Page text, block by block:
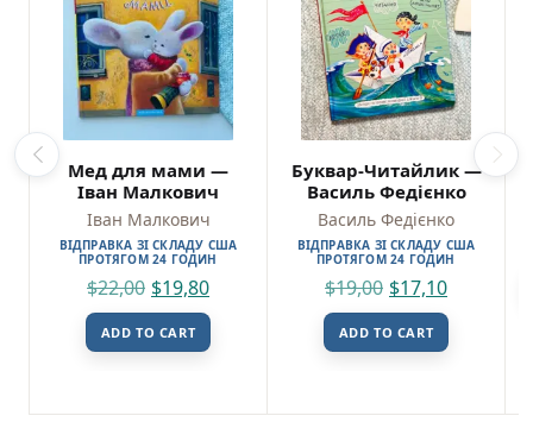
Мед для мами —
Іван Малкович
Іван Малкович
ВІДПРАВКА ЗІ СКЛАДУ США
ПРОТЯГОМ 24 ГОДИН
$22,00 $19,80
ADD TO CART
Буквар-Читайлик —
Василь Федієнко
Василь Федієнко
ВІДПРАВКА ЗІ СКЛАДУ США
ПРОТЯГОМ 24 ГОДИН
$19,00 $17,10
ADD TO CART